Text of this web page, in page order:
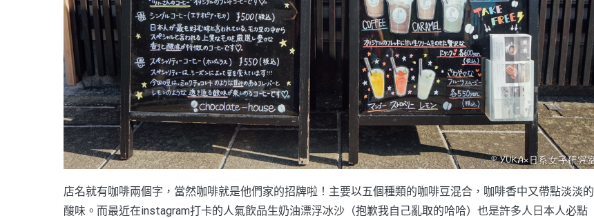
店名就有咖啡兩個字，當然咖啡就是他們家的招牌啦！主要以五個種類的咖啡豆混合，咖啡香中又帶點淡淡的
酸味。而最近在instagram打卡的人氣飲品生奶油漂浮冰沙（抱歉我自己亂取的哈哈）也是許多人日本人必點